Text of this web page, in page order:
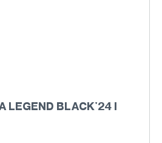
LEGEND BLACK'24 I